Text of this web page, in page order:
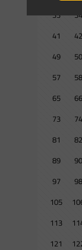
33
34
41
42
49
50
57
58
65
66
73
74
81
82
89
90
97
98
105
113
121